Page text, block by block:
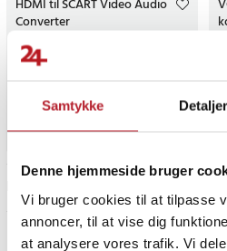
Samtykke Detaljer
Denne hjemmeside bruger
Vi bruger cookies til at tilpasse
annoncer, til at vise dig
at analysere vores trafik. Vi
HDMI til SCART Video Audio
Converter
Findes på lager, Leveres i løbet af 1-2
Køb